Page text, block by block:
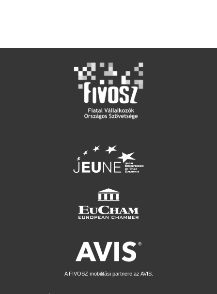
A FIVOSZ mobilitási partnere az AVIS.